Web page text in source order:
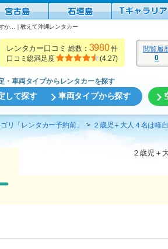
か...｜教えて沖縄レンタカー
レンタカー口コミ 総数： 3980件
口コミ総満足度
(4.27)
閲覧履
0
・車両タイプからレンタカーを探す
して探す 車両タイプから探す
リ「レンタカー予約前」 ２歳児＋大人４名は軽
２歳児＋